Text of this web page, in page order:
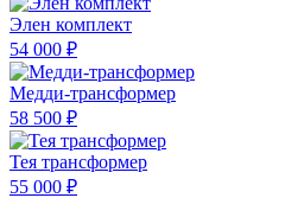
Элен комплект
54 000 ₽
Медди-трансформер
58 500 ₽
Тея трансформер
55 000 ₽